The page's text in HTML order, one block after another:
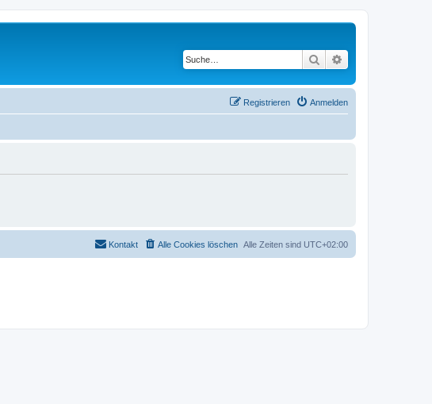
Suche
Anmelden
Registrieren
Alle Zeiten sind UTC+02:00
Alle Cookies löschen
Kontakt